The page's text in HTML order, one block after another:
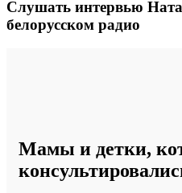
Слушать интервью
белорусском радио
Мамы и детки,